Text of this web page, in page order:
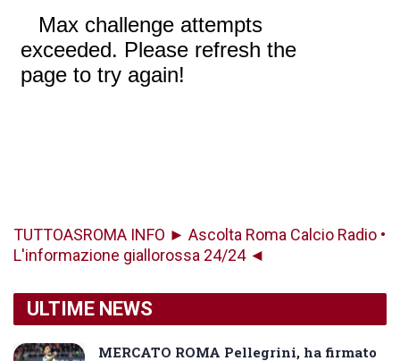
TUTTOASROMA INFO ► Ascolta Roma Calcio Radio •
L'informazione giallorossa 24/24 ◄
ULTIME NEWS
MERCATO ROMA Pellegrini, ha firmato